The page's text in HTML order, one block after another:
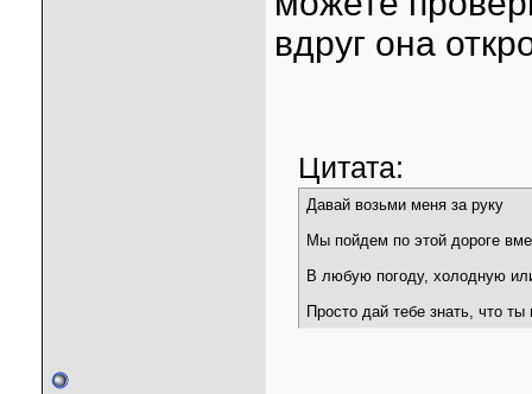
вдруг она
Цитата:
Давай возьми меня за руку
Мы пойдем по этой дороге
В любую погоду, холодную
Просто дай тебе знать, что ты